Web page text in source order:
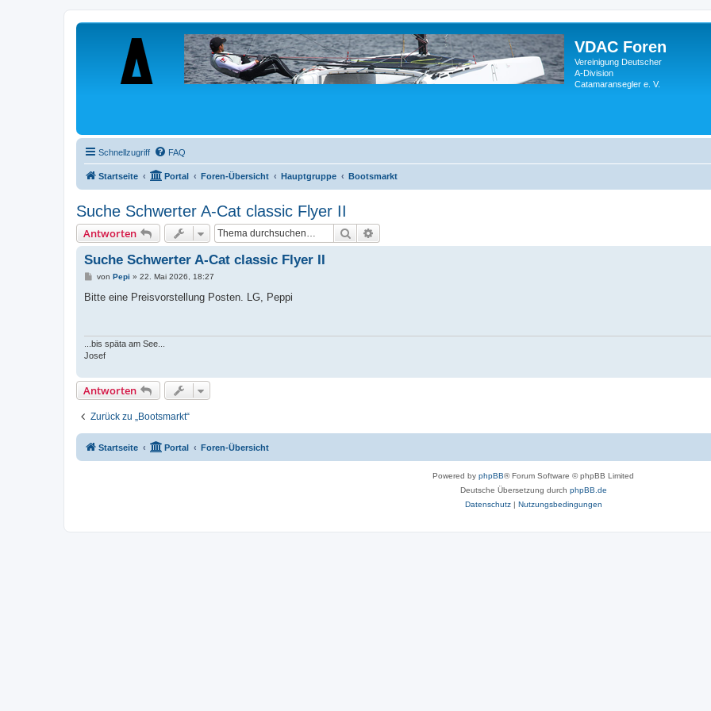
VDAC Foren
Vereinigung Deutscher
A-Division
Catamaransegler e. V.
Schnellzugriff FAQ
Startseite Portal Foren-Übersicht Hauptgruppe Bootsmarkt
Suche Schwerter A-Cat classic Flyer II
Antworten Suche
Suche Schwerter A-Cat classic Flyer II
B
i
von Pepi » 22. Mai 2026, 18:27
Bitte eine Preisvorstellung Posten. LG, Peppi
...bis späta am See...
Josef
Antworten
Zurück zu „Bootsmarkt“
Startseite Portal Foren-Übersicht
Powered by phpBB® Forum Software © phpBB Limited
Deutsche Übersetzung durch phpBB.de
Datenschutz| Nutzungsbedingungen